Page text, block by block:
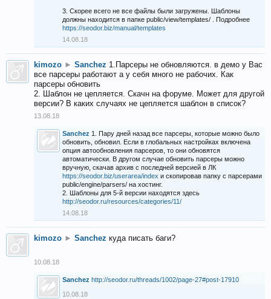
3. Скорее всего не все файлы были загружены. Шаблоны
должны находится в папке public/view/templates/ . Подробнее
https://seodor.biz/manual/templates
14.08.18
kimozo ► Sanchez 1.Парсеры не обновляются. в демо у Вас
все парсеры работают а у себя много не рабочих. Как
парсеры обновить
2. Шаблон не цепляется. Скачн на форуме. Может для другой
версии? В каких случаях не цепляется шаблон в список?
13.08.18
Sanchez 1. Пару дней назад все парсеры, которые можно было
обновить, обновил. Если в глобальных настройках включена
опция автообновления парсеров, то они обновятся
автоматически. В другом случае обновить парсеры можно
вручную, скачав архив с последней версией в ЛК
https://seodor.biz/userarea/index и скопировав папку с парсерами
public/engine/parsers/ на хостинг.
2. Шаблоны для 5-й версии находятся здесь
http://seodor.ru/resources/categories/11/
14.08.18
kimozo ► Sanchez куда писать баги?
10.08.18
Sanchez http://seodor.ru/threads/1002/page-27#post-17910
10.08.18